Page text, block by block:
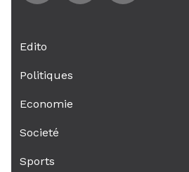
Edito
Politiques
Economie
Societé
Sports